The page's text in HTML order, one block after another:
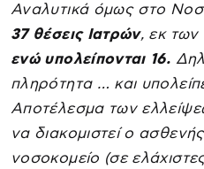
Αναλυτικά όμως στο
37 θέσεις Ιατρών, εκ των
ενώ υπολείπονται 16.
πληρότητα … και
Αποτέλεσμα των
να διακομιστεί ο
νοσοκομείο (σε